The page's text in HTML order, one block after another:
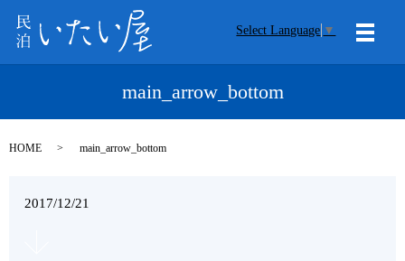
Select Language ▼
メニ
main_arrow_bottom
HOME main_arrow_bottom
2017/12/21